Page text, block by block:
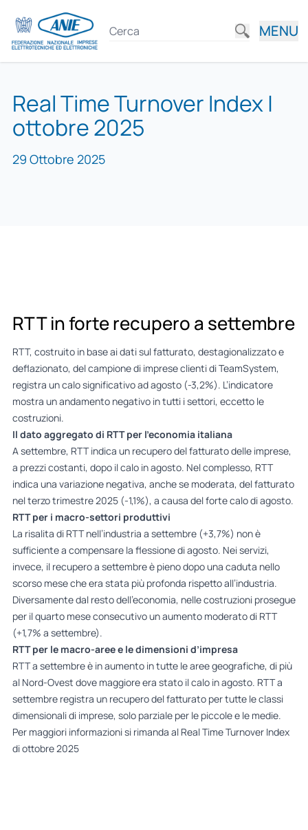
MENU
Real Time Turnover Index |
ottobre 2025
29 Ottobre 2025
RTT in forte recupero a settembre
RTT, costruito in base ai dati sul fatturato, destagionalizzato e
deflazionato, del campione di imprese clienti di TeamSystem,
registra un calo significativo ad agosto (-3,2%). L’indicatore
mostra un andamento negativo in tutti i settori, eccetto le
costruzioni.
Il dato aggregato di RTT per l’economia italiana
A settembre, RTT indica un recupero del fatturato delle imprese,
a prezzi costanti, dopo il calo in agosto. Nel complesso, RTT
indica una variazione negativa, anche se moderata, del fatturato
nel terzo trimestre 2025 (-1,1%), a causa del forte calo di agosto.
RTT per i macro-settori produttivi
La risalita di RTT nell’industria a settembre (+3,7%) non è
sufficiente a compensare la flessione di agosto. Nei servizi,
invece, il recupero a settembre è pieno dopo una caduta nello
scorso mese che era stata più profonda rispetto all’industria.
Diversamente dal resto dell’economia, nelle costruzioni prosegue
per il quarto mese consecutivo un aumento moderato di RTT
(+1,7% a settembre).
RTT per le macro-aree e le dimensioni d’impresa
RTT a settembre è in aumento in tutte le aree geografiche, di più
al Nord-Ovest dove maggiore era stato il calo in agosto. RTT a
settembre registra un recupero del fatturato per tutte le classi
dimensionali di imprese, solo parziale per le piccole e le medie.
Per maggiori informazioni si rimanda al Real Time Turnover Index
di ottobre 2025